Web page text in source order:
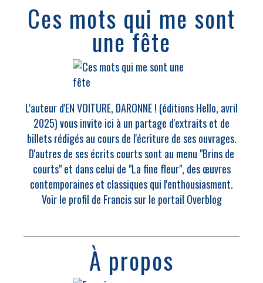
Ces mots qui me sont
une fête
L'auteur d'EN VOITURE, DARONNE ! (éditions Hello, avril
2025) vous invite ici à un partage d'extraits et de
billets rédigés au cours de l'écriture de ses ouvrages.
D'autres de ses écrits courts sont au menu "Brins de
courts" et dans celui de "La fine fleur", des œuvres
contemporaines et classiques qui l'enthousiasment.
Voir le profil de Francissur le portail Overblog
À propos